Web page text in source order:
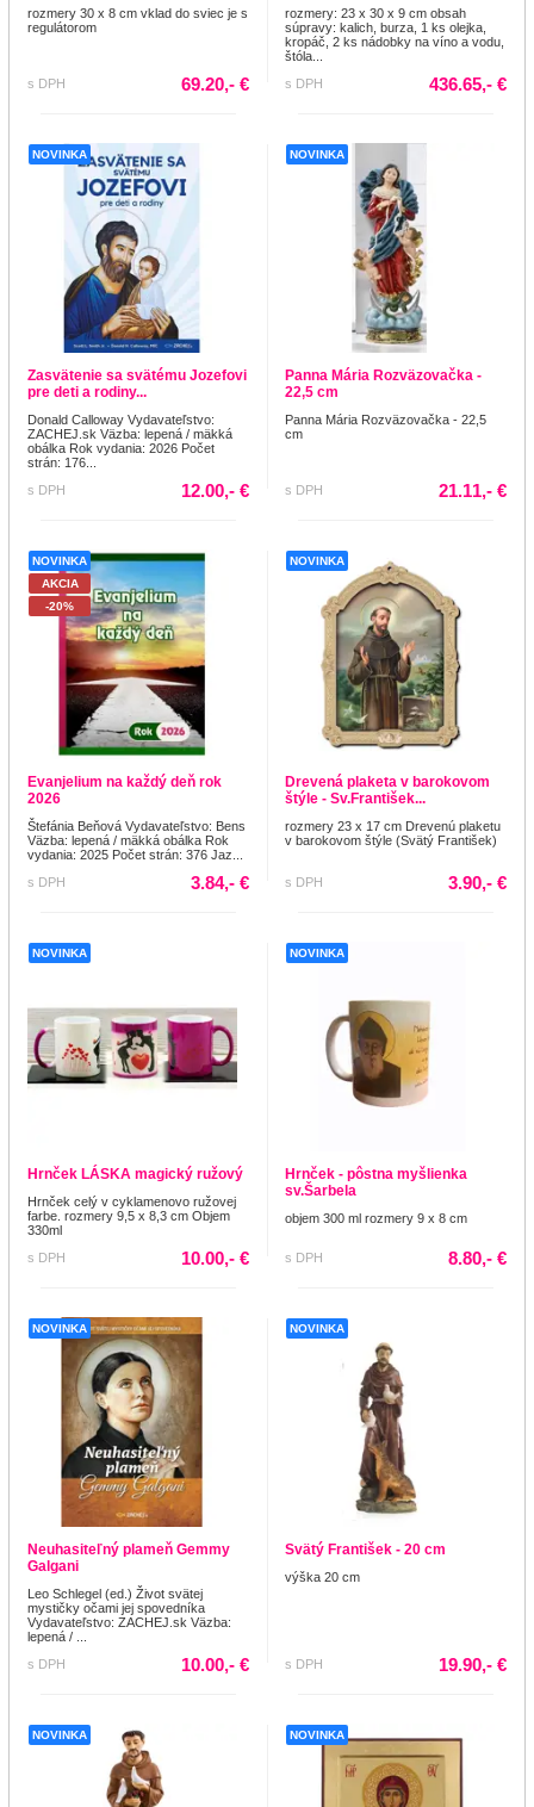
rozmery 30 x 8 cm vklad do sviec je s
regulátorom
s DPH 69.20,- €
rozmery: 23 x 30 x 9 cm obsah
súpravy: kalich, burza, 1 ks olejka,
kropáč, 2 ks nádobky na víno a vodu,
štóla...
s DPH
436.65,- €
NOVINKA
Zasvätenie sa svätému Jozefovi
pre deti a rodiny...
Donald Calloway Vydavateľstvo:
ZACHEJ.sk Väzba: lepená / mäkká
obálka Rok vydania: 2026 Počet
strán: 176...
s DPH
12.00,- €
NOVINKA
Panna Mária Rozväzovačka -
22,5 cm
Panna Mária Rozväzovačka - 22,5
cm
s DPH 21.11,- €
NOVINKA
AKCIA
-20%
Evanjelium na každý deň rok
2026
Štefánia Beňová Vydavateľstvo: Bens
Väzba: lepená / mäkká obálka Rok
vydania: 2025 Počet strán: 376 Jaz...
s DPH
3.84,- €
NOVINKA
Drevená plaketa v barokovom
štýle - Sv.František...
rozmery 23 x 17 cm Drevenú plaketu
v barokovom štýle (Svätý František)
s DPH 3.90,- €
NOVINKA
Hrnček LÁSKA magický ružový
Hrnček celý v cyklamenovo ružovej
farbe. rozmery 9,5 x 8,3 cm Objem
330ml
s DPH
10.00,- €
NOVINKA
Hrnček - pôstna myšlienka
sv.Šarbela
objem 300 ml rozmery 9 x 8 cm
s DPH 8.80,- €
NOVINKA
Neuhasiteľný plameň Gemmy
Galgani
Leo Schlegel (ed.) Život svätej
mystičky očami jej spovedníka
Vydavateľstvo: ZACHEJ.sk Väzba:
lepená / ...
s DPH
10.00,- €
NOVINKA
Svätý František - 20 cm
výška 20 cm
s DPH 19.90,- €
NOVINKA NOVINKA